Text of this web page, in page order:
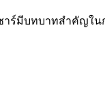
ร์มีบทบาทสำคัญใน